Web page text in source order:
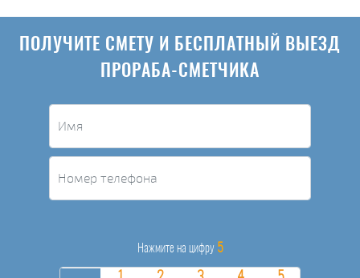
ПОЛУЧИТЕ СМЕТУ И БЕСПЛАТНЫЙ ВЫЕЗД
ПРОРАБА-СМЕТЧИКА
Нажмите на цифру 5